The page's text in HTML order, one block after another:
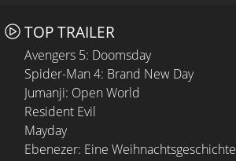
TOP TRAILER
Avengers 5: Doomsday
Spider-Man 4: Brand New Day
Jumanji: Open World
Resident Evil
Mayday
Ebenezer: Eine Weihnachtsgeschichte